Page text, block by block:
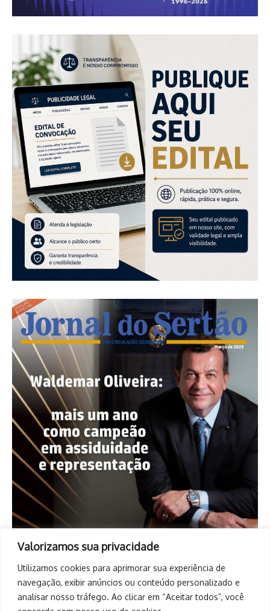
Valorizamos sua privacidade
Utilizamos cookies para aprimorar sua experiência de
navegação, exibir anúncios ou conteúdo personalizado e
analisar nosso tráfego. Ao clicar em “Aceitar todos”, você